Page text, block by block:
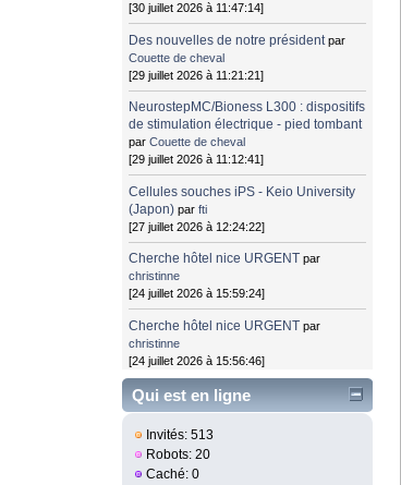
[30 juillet 2026 à 11:47:14]
Des nouvelles de notre président par
Couette de cheval
[29 juillet 2026 à 11:21:21]
NeurostepMC/Bioness L300 : dispositifs
de stimulation électrique - pied tombant
parCouette de cheval
[29 juillet 2026 à 11:12:41]
Cellules souches iPS - Keio University
(Japon) parfti
[27 juillet 2026 à 12:24:22]
Cherche hôtel nice URGENT par
christinne
[24 juillet 2026 à 15:59:24]
Cherche hôtel nice URGENT par
christinne
[24 juillet 2026 à 15:56:46]
Qui est en ligne
Invités: 513
Robots: 20
Caché: 0